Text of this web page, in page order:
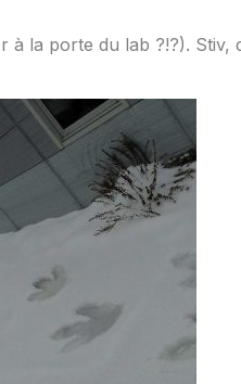
la porte du lab ?!?). Stiv,